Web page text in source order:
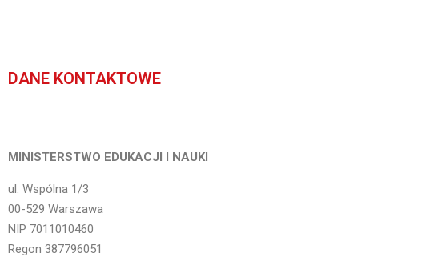
DANE KONTAKTOWE
MINISTERSTWO EDUKACJI I NAUKI
ul. Wspólna 1/3
00-529 Warszawa
NIP 7011010460
Regon 387796051